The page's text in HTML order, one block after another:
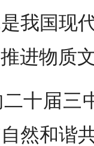
我国现
进物质
二十届三
然和谐